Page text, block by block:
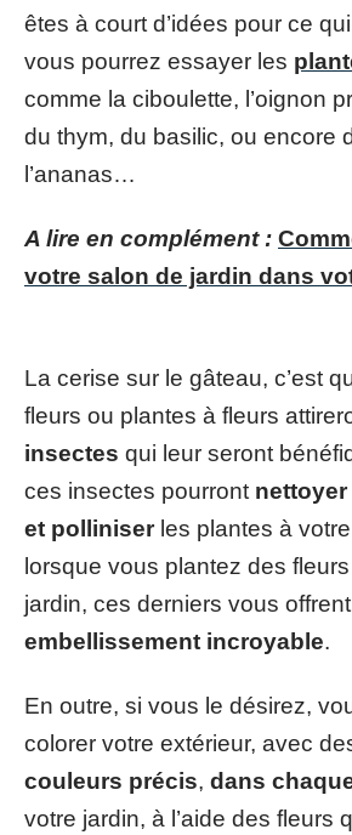
êtes à court d’idées pour ce
vous pourrez essayer les
comme la ciboulette, l’oignon
du thym, du basilic, ou encore
l’ananas…
A lire en complément :
votre salon de jardin dans
La cerise sur le gâteau, c’est
fleurs ou plantes à fleurs
insectes qui leur seront
ces insectes pourront
et polliniserles plantes à
lorsque vous plantez des
jardin, ces derniers vous
embellissement incroyable.
En outre, si vous le désirez,
colorer votre extérieur, avec
couleurs précis, dans
votre jardin, à l’aide des fleurs